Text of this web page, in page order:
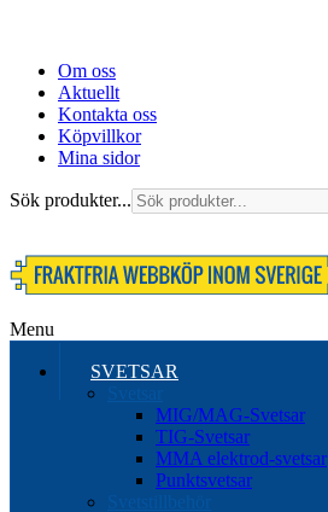
Om oss
Aktuellt
Kontakta oss
Köpvillkor
Mina sidor
Sök produkter...
Menu
SVETSAR
MIG/MAG-Svetsar
TIG-Svetsar
MMA elektrod-svetsar
Punktsvetsar